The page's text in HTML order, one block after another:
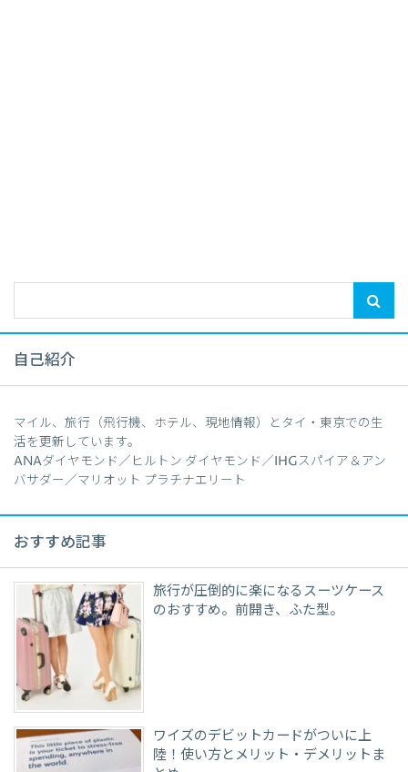
自己紹介
マイル、旅行（飛行機、ホテル、現地情報）とタイ・東京での生
活を更新しています。
ANAダイヤモンド／ヒルトン ダイヤモンド／IHGスパイア＆アン
バサダー／マリオット プラチナエリート
おすすめ記事
旅行が圧倒的に楽になるスーツケース
のおすすめ。前開き、ふた型。
ワイズのデビットカードがついに上
陸！使い方とメリット・デメリットま